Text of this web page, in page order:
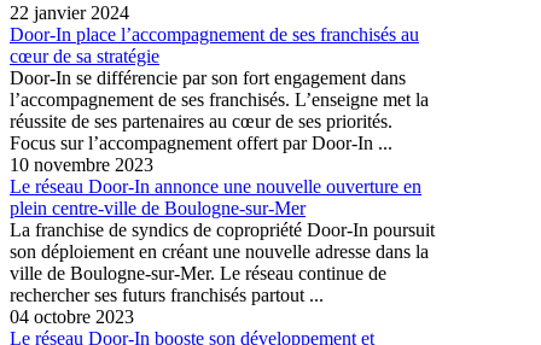
22 janvier 2024
Door-In place l’accompagnement de ses franchisés au
cœur de sa stratégie
Door-In se différencie par son fort engagement dans
l’accompagnement de ses franchisés. L’enseigne met la
réussite de ses partenaires au cœur de ses priorités.
Focus sur l’accompagnement offert par Door-In ...
10 novembre 2023
Le réseau Door-In annonce une nouvelle ouverture en
plein centre-ville de Boulogne-sur-Mer
La franchise de syndics de copropriété Door-In poursuit
son déploiement en créant une nouvelle adresse dans la
ville de Boulogne-sur-Mer. Le réseau continue de
rechercher ses futurs franchisés partout ...
04 octobre 2023
Le réseau Door-In booste son développement et